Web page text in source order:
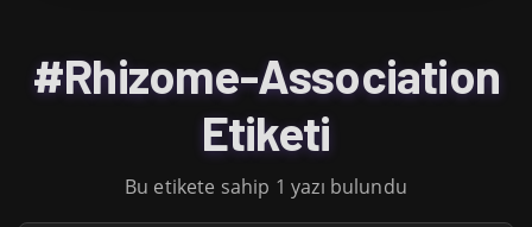
#Rhizome-Association
Etiketi
Bu etikete sahip 1 yazı bulundu